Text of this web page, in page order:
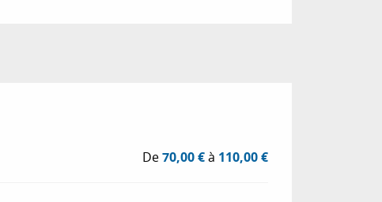
De70,00 €à 110,00 €